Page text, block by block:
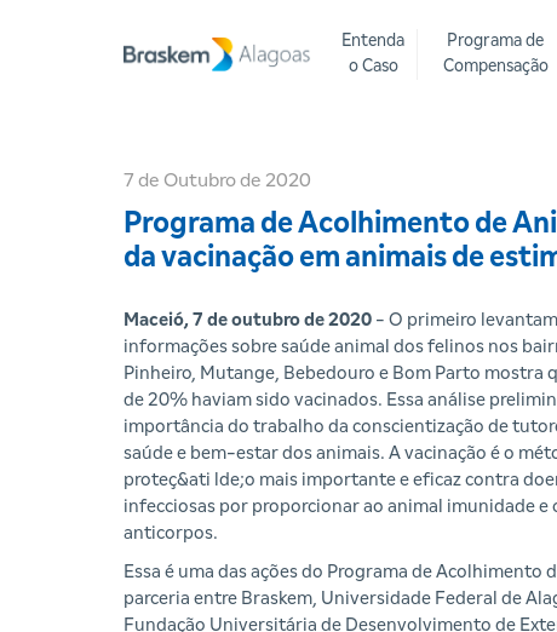
Entenda
o Caso
Programa de
Compensação
7 de Outubro de 2020
Programa de Acolhimento de
da vacinação em animais de
Maceió, 7 de outubro de 2020 - O primeiro
informações sobre saúde animal dos felinos nos
Pinheiro, Mutange, Bebedouro e Bom Parto mostra
de 20% haviam sido vacinados. Essa análise
importância do trabalho da conscientização de
saúde e bem-estar dos animais. A vacinação é o
proteç&ati lde;o mais importante e eficaz contra
infecciosas por proporcionar ao animal imunidade e
anticorpos.
Essa é uma das ações do Programa de Acolhimento
parceria entre Braskem, Universidade Federal de
Fundação Universitária de Desenvolvimento de